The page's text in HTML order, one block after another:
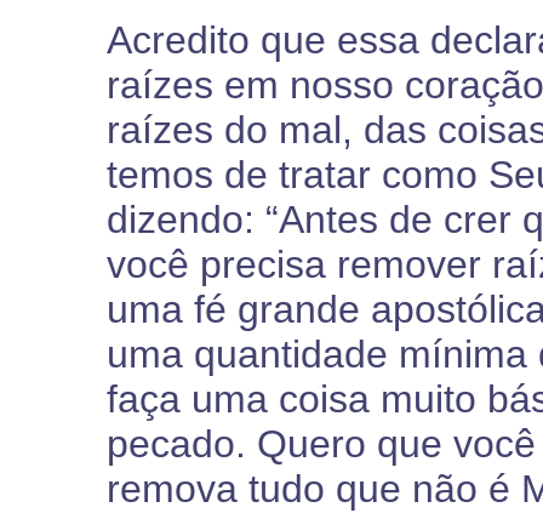
Acredito que essa
raízes em nosso
raízes do mal, das
temos de tratar como
dizendo: “Antes de crer
você precisa remover
uma fé grande
uma quantidade
faça uma coisa muito
pecado. Quero que
remova tudo que não é